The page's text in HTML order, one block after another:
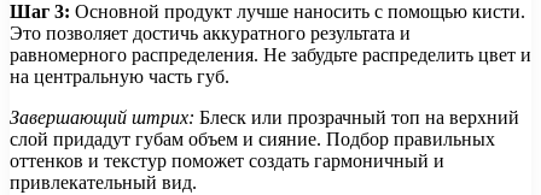
Шаг 3: Основной продукт лучше наносить с помощью кисти.
Это позволяет достичь аккуратного результата и
равномерного распределения. Не забудьте распределить цвет и
на центральную часть губ.
Завершающий штрих: Блеск или прозрачный топ на верхний
слой придадут губам объем и сияние. Подбор правильных
оттенков и текстур поможет создать гармоничный и
привлекательный вид.